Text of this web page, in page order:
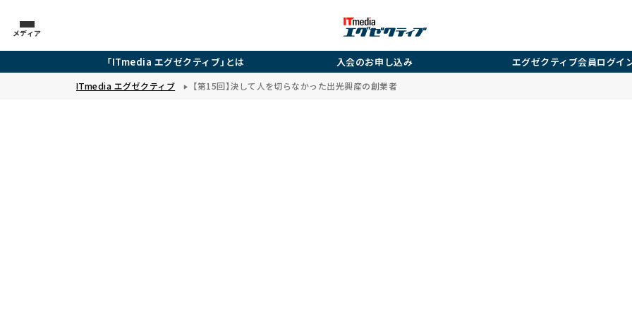
メディア
「ITmedia エグゼクティブ」とは 入会のお申し込み エグゼクティブ会員ログイ
ITmedia エグゼクティブ 【第15回】決して人を切らなかった出光興産の創業者